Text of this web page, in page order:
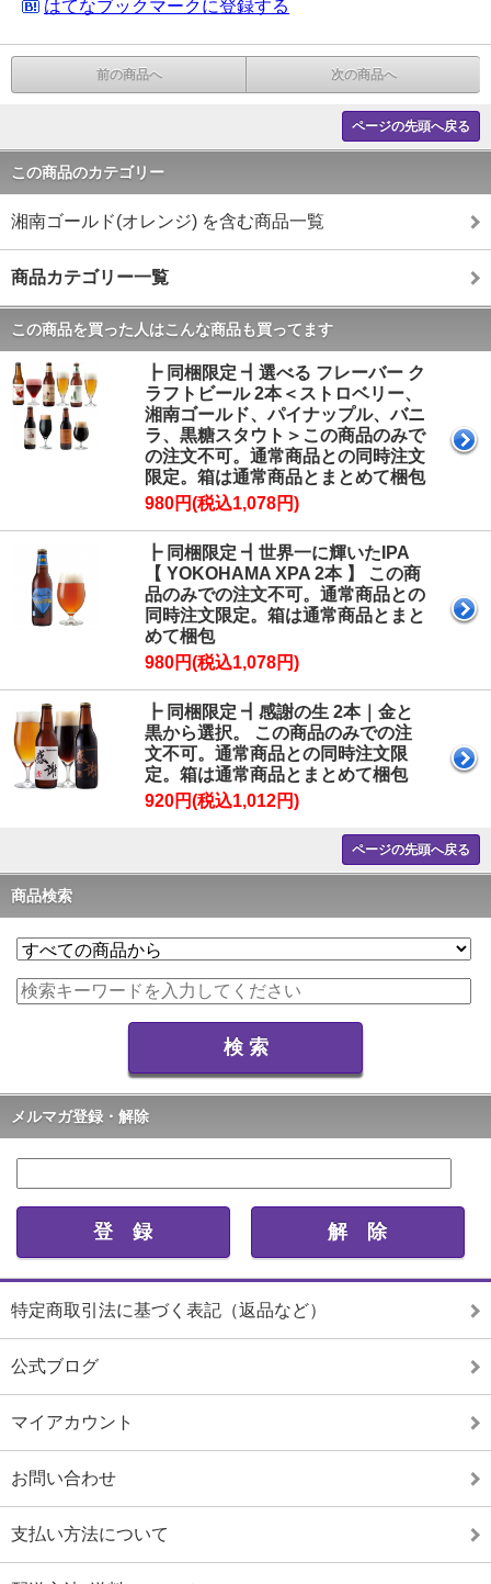
はてなブックマークに登録する
前の商品へ 次の商品へ
ページの先頭へ戻る
この商品のカテゴリー
湘南ゴールド(オレンジ) を含む商品一覧
商品カテゴリー一覧
この商品を買った人はこんな商品も買ってます
┣ 同梱限定 ┫選べる フレーバー ク
ラフトビール 2本＜ストロベリー、
湘南ゴールド、パイナップル、バニ
ラ、黒糖スタウト＞この商品のみで
の注文不可。通常商品との同時注文
限定。箱は通常商品とまとめて梱包
980円(税込1,078円)
┣ 同梱限定 ┫世界一に輝いたIPA
【 YOKOHAMA XPA 2本 】 この商
品のみでの注文不可。通常商品との
同時注文限定。箱は通常商品とまと
めて梱包
980円(税込1,078円)
┣ 同梱限定 ┫感謝の生 2本｜金と
黒から選択。 この商品のみでの注
文不可。通常商品との同時注文限
定。箱は通常商品とまとめて梱包
920円(税込1,012円)
ページの先頭へ戻る
商品検索
メルマガ登録・解除
特定商取引法に基づく表記（返品など）
公式ブログ
マイアカウント
お問い合わせ
支払い方法について